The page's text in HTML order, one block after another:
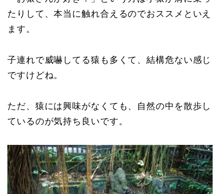
たりして、本当に触れ合えるのでおススメといえ
ます。
子連れで威嚇してる猿も多くて、結構危ない感じ
ですけどね。
ただ、猿には興味がなくても、自然の中を散歩し
ているのが気持ち良いです。